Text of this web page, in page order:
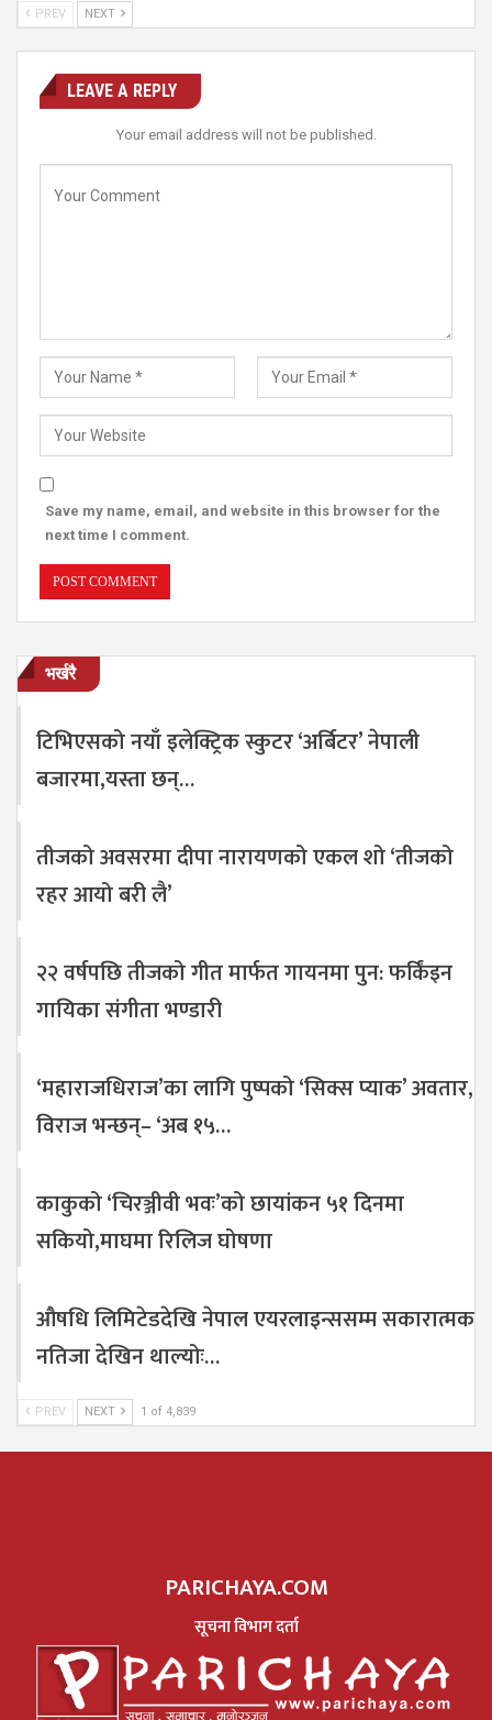
PREV NEXT
LEAVE A REPLY
Your email address will not be published.
Save my name, email, and website in this browser for the
next time I comment.
भर्खरै
टिभिएसको नयाँ इलेक्ट्रिक स्कुटर ‘अर्बिटर’ नेपाली
बजारमा,यस्ता छन्…
तीजको अवसरमा दीपा नारायणको एकल शो ‘तीजको
रहर आयो बरी लै’
२२ वर्षपछि तीजको गीत मार्फत गायनमा पुन: फर्किंइन
गायिका संगीता भण्डारी
‘महाराजधिराज’का लागि पुष्पको ‘सिक्स प्याक’ अवतार,
विराज भन्छन्– ‘अब १५…
काकुको ‘चिरञ्जीवी भवः’को छायांकन ५१ दिनमा
सकियो,माघमा रिलिज घोषणा
औषधि लिमिटेडदेखि नेपाल एयरलाइन्ससम्म सकारात्मक
नतिजा देखिन थाल्योः…
PREV NEXT 1 of 4,839
PARICHAYA.COM
सूचना विभाग दर्ता